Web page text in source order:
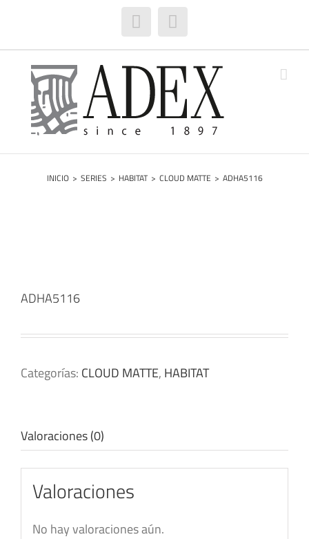
Facebook
INICIO > SERIES > HABITAT > CLOUD MATTE > ADHA5116
ADHA5116
Categorías: CLOUD MATTE, HABITAT
Valoraciones (0)
Valoraciones
No hay valoraciones aún.